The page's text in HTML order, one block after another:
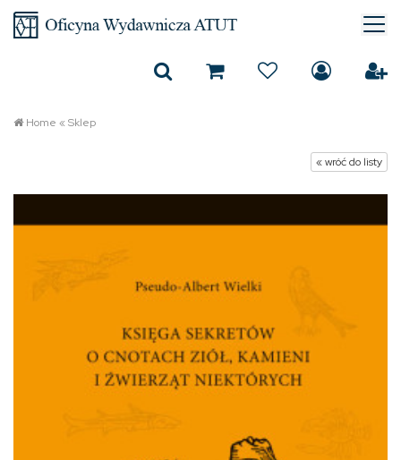
Home «Sklep
« wróć do listy